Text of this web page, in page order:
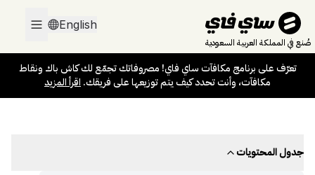
صُنع في المملكة العربية السعودية
English
تعرّف على برنامج مكافآت ساي فاي! مصروفاتك تجمّع لك كاش باك ونقاط
مكافآت، وأنت تحدد كيف يتم توزيعها على فريقك. اقرأ المزيد
تعرّف على برنامج مكافآت ساي فاي! مصروفاتك تجمّع لك كاش باك ونقاط
مكافآت، وأنت تحدد كيف يتم توزيعها على فريقك.اقرأ المزيد
جدول المحتويات